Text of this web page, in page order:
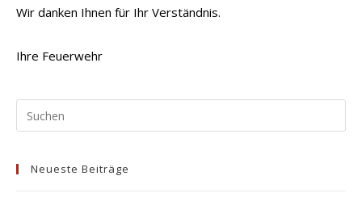
Wir danken Ihnen für Ihr Verständnis.
Ihre Feuerwehr
Neueste Beiträge